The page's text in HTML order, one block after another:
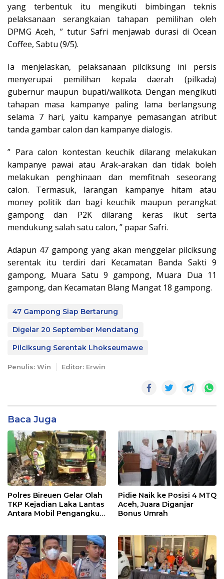
yang terbentuk itu mengikuti bimbingan teknis
pelaksanaan serangkaian tahapan pemilihan oleh
DPMG Aceh, ” tutur Safri menjawab durasi di Ocean
Coffee, Sabtu (9/5).
Ia menjelaskan, pelaksanaan pilciksung ini persis
menyerupai pemilihan kepala daerah (pilkada)
gubernur maupun bupati/walikota. Dengan mengikuti
tahapan masa kampanye paling lama berlangsung
selama 7 hari, yaitu kampanye pemasangan atribut
tanda gambar calon dan kampanye dialogis.
” Para calon kontestan keuchik dilarang melakukan
kampanye pawai atau Arak-arakan dan tidak boleh
melakukan penghinaan dan memfitnah seseorang
calon. Termasuk, larangan kampanye hitam atau
money politik dan bagi keuchik maupun perangkat
gampong dan P2K dilarang keras ikut serta
mendukung salah satu calon, ” papar Safri.
Adapun 47 gampong yang akan menggelar pilciksung
serentak itu terdiri dari Kecamatan Banda Sakti 9
gampong, Muara Satu 9 gampong, Muara Dua 11
gampong, dan Kecamatan Blang Mangat 18 gampong.
47 Gampong Siap Bertarung
Digelar 20 September Mendatang
Pilciksung Serentak Lhokseumawe
Penulis: Win Editor: Erwin
Baca Juga
Polres Bireuen Gelar Olah
TKP Kejadian Laka Lantas
Antara Mobil Pengangkut
Pidie Naik ke Posisi 4 MTQ
Aceh, Juara Diganjar
Bonus Umrah